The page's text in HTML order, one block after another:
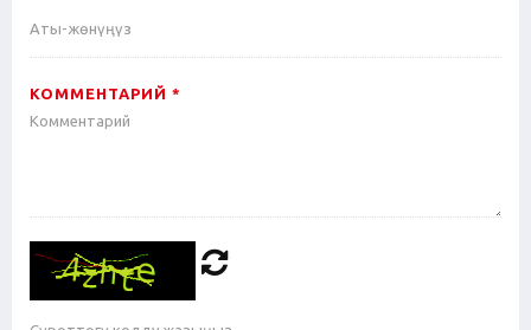
КОММЕНТАРИЙ *